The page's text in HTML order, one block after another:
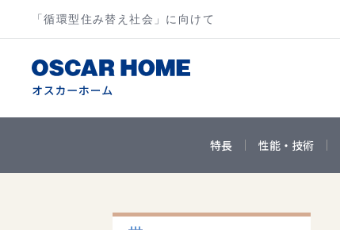
「循環型住み替え社会」に向けて
特長 性能・技術